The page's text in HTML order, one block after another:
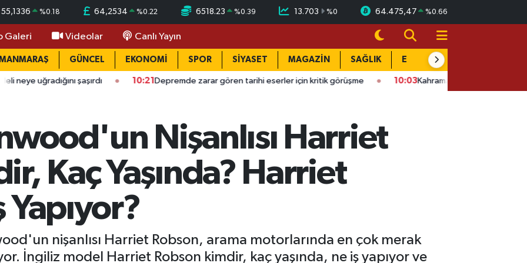
55,1336 %0.18 64,2534 %0.22 6518.23 %0.39 13.703 %0 64.475,47 %0.66
Galeri Videolar Canlı Yayın
GÜNCEL EKONOMİ SPOR SİYASET MAGAZİN SAĞLIK EĞİTİM
şaşırdı 10:21 Depremde zarar gören tarihi eserler için kritik görüşme 10:03 Kahramanmaraş OSB’de korkutan
Nişanlısı Harriet
Kaç Yaşında? Harriet
Yapıyor?
nişanlısı Harriet Robson, arama motorlarında en çok merak
İngiliz model Harriet Robson kimdir, kaç yaşında, ne iş yapıyor ve